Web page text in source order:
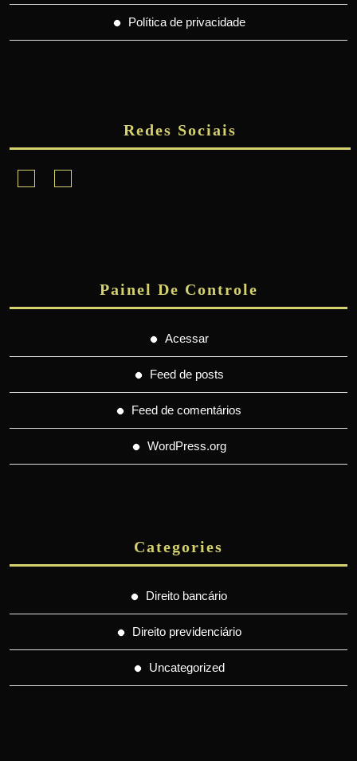
Política de privacidade
Redes Sociais
Facebook
Painel De Controle
Acessar
Feed de posts
Feed de comentários
WordPress.org
Categories
Direito bancário
Direito previdenciário
Uncategorized